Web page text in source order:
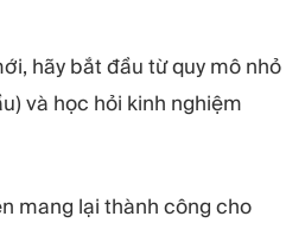
hãy bắt đầu từ quy mô nhỏ
và học hỏi kinh nghiệm
mang lại thành công cho